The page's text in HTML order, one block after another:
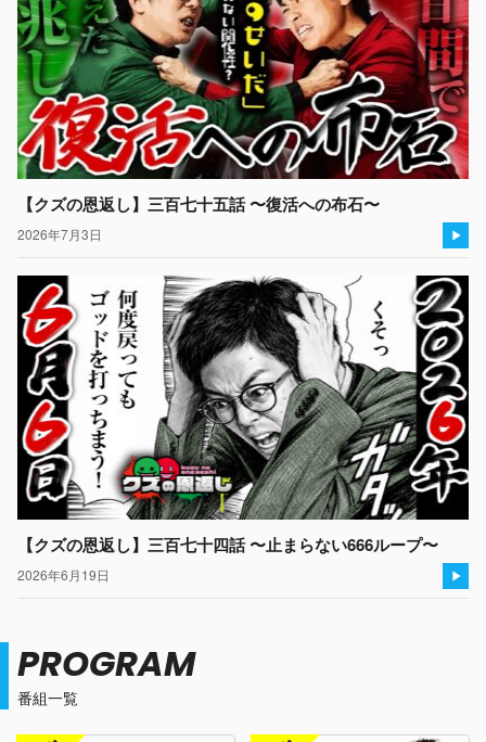
【クズの恩返し】三百七十五話 〜復活への布石〜
2026年7月3日
【クズの恩返し】三百七十四話 〜止まらない666ループ〜
2026年6月19日
番組一覧
PROGRAM